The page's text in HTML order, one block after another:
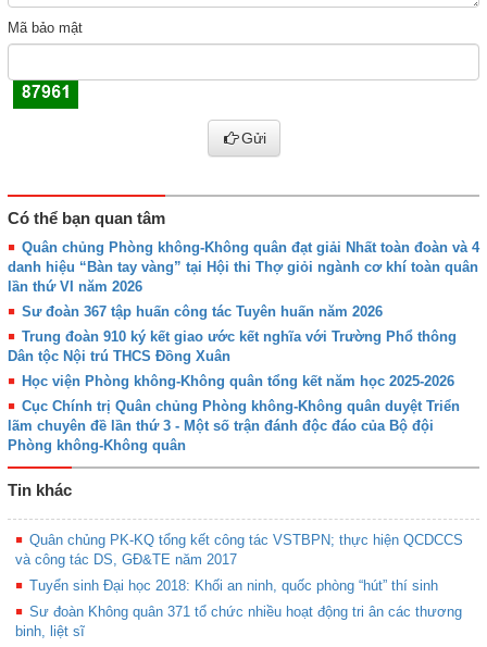
Mã bảo mật
Gửi
Có thể bạn quan tâm
Quân chủng Phòng không-Không quân đạt giải Nhất toàn đoàn và 4
danh hiệu “Bàn tay vàng” tại Hội thi Thợ giỏi ngành cơ khí toàn quân
lần thứ VI năm 2026
Sư đoàn 367 tập huấn công tác Tuyên huấn năm 2026
Trung đoàn 910 ký kết giao ước kết nghĩa với Trường Phổ thông
Dân tộc Nội trú THCS Đồng Xuân
Học viện Phòng không-Không quân tổng kết năm học 2025-2026
Cục Chính trị Quân chủng Phòng không-Không quân duyệt Triển
lãm chuyên đề lần thứ 3 - Một số trận đánh độc đáo của Bộ đội
Phòng không-Không quân
Tin khác
Quân chủng PK-KQ tổng kết công tác VSTBPN; thực hiện QCDCCS
và công tác DS, GĐ&TE năm 2017
Tuyển sinh Đại học 2018: Khối an ninh, quốc phòng “hút” thí sinh
Sư đoàn Không quân 371 tổ chức nhiều hoạt động tri ân các thương
binh, liệt sĩ